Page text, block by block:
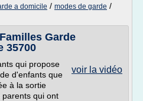
a domicile / modes de garde /
Garde
35700
voir la vidéo
qui propose
d'enfants que
à la sortie
qui ont